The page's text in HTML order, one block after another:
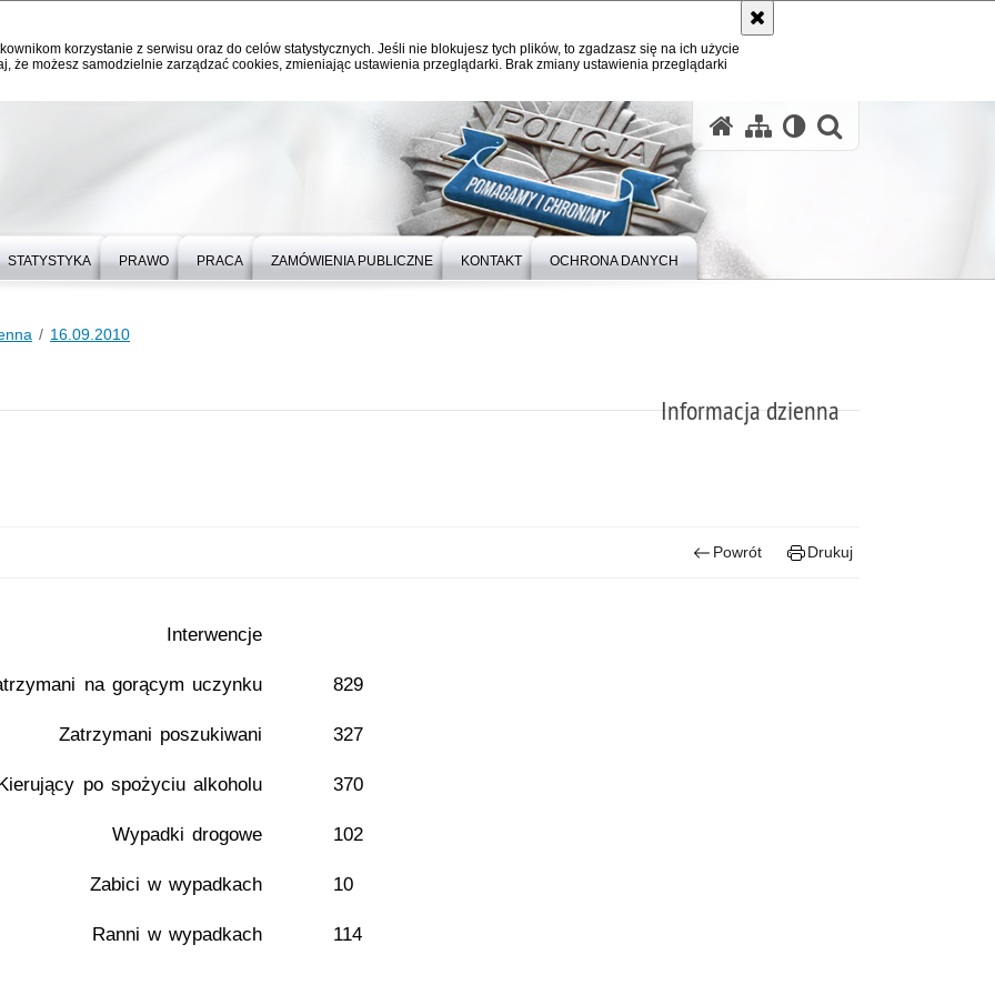
korzystanie z serwisu oraz do celów statystycznych. Jeśli nie blokujesz tych plików, to zgadzasz się na ich użycie
że możesz samodzielnie zarządzać cookies, zmieniając ustawienia przeglądarki. Brak zmiany ustawienia przeglądarki
STATYSTYKA PRAWO PRACA ZAMÓWIENIA PUBLICZNE KONTAKT OCHRONA DANYCH
16.09.2010
Informacja dzienna
Powrót Drukuj
Interwencje
na gorącym uczynku 829
Zatrzymani poszukiwani 327
po spożyciu alkoholu 370
Wypadki drogowe 102
Zabici w wypadkach 10
Ranni w wypadkach 114